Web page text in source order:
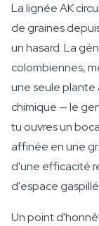
La lignée AK
de graines
un hasard. La
colombiennes,
une seule plante
chimique — le
tu ouvres un
affinée en une
d'une efficacité
d'espace
Un point